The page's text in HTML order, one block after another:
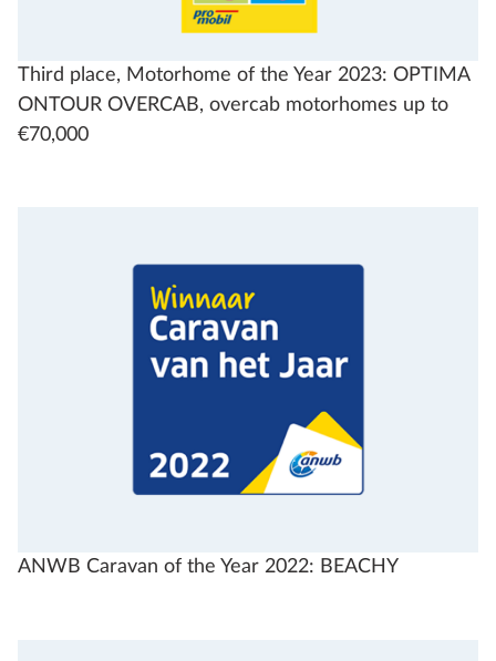
Third place, Motorhome of the Year 2023: OPTIMA
ONTOUR OVERCAB, overcab motorhomes up to
€70,000
ANWB Caravan of the Year 2022: BEACHY